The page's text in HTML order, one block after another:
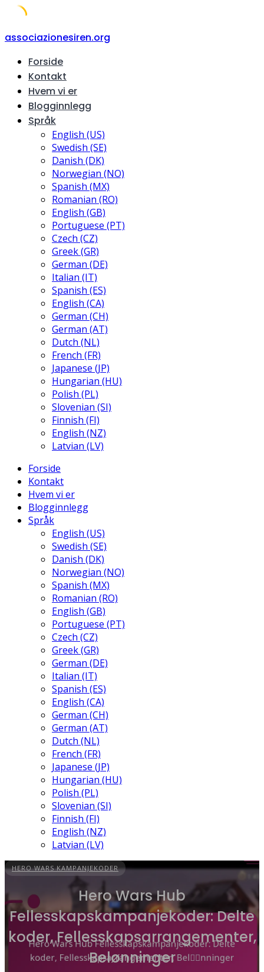
Skip
content
associazionesiren.org
Forside
Kontakt
Hvem vi er
Blogginnlegg
Språk
English (US)
Swedish (SE)
Danish (DK)
Norwegian (NO)
Spanish (MX)
Romanian (RO)
English (GB)
Portuguese (PT)
Czech (CZ)
Greek (GR)
German (DE)
Italian (IT)
Spanish (ES)
English (CA)
German (CH)
German (AT)
Dutch (NL)
French (FR)
Japanese (JP)
Hungarian (HU)
Polish (PL)
Slovenian (SI)
Finnish (FI)
English (NZ)
Latvian (LV)
Forside
Kontakt
Hvem vi er
Blogginnlegg
Språk
English (US)
Swedish (SE)
Danish (DK)
Norwegian (NO)
Spanish (MX)
Romanian (RO)
English (GB)
Portuguese (PT)
Czech (CZ)
Greek (GR)
German (DE)
Italian (IT)
Spanish (ES)
English (CA)
German (CH)
German (AT)
Dutch (NL)
French (FR)
Japanese (JP)
Hungarian (HU)
Polish (PL)
Slovenian (SI)
Finnish (FI)
English (NZ)
Latvian (LV)
HERO WARS KAMPANJEKODER
Hero Wars Hub
Fellesskapskampanjekoder: Delte
koder, Fellesskapsarrangementer,
Belønninger